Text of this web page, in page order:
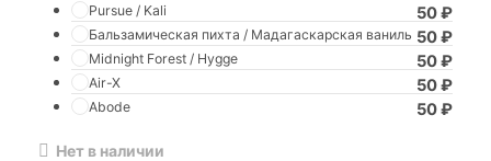
50₽
Pursue / Kali
50₽
Бальзамическая пихта / Мадагаскарская ваниль
50₽
Midnight Forest / Hygge
50₽
Air-X
50₽
Abode
Нет в наличии